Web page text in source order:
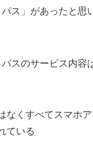
ス」があったと
スのサービス内
なくすべてスマホ
ている